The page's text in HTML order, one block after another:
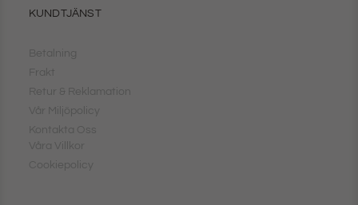
KUNDTJÄNST
Betalning
Frakt
Retur & Reklamation
Vår Miljöpolicy
Kontakta Oss
Våra Villkor
Cookiepolicy